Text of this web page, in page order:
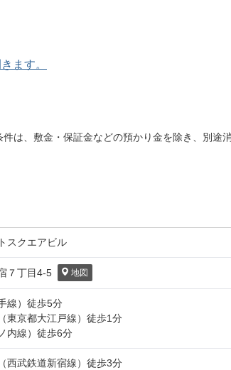
ます。
は、敷金・保証金などの預かり金を除き、別途
スクエアビル
７丁目4-5 地図
線） 徒歩5分
（東京都大江戸線） 徒歩1分
内線） 徒歩6分
（西武鉄道新宿線） 徒歩3分